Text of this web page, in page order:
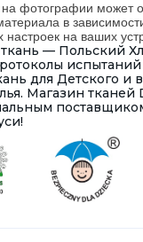
на фотографии может
в
на ваших
— Польский
для Детского и
Магазин тканей